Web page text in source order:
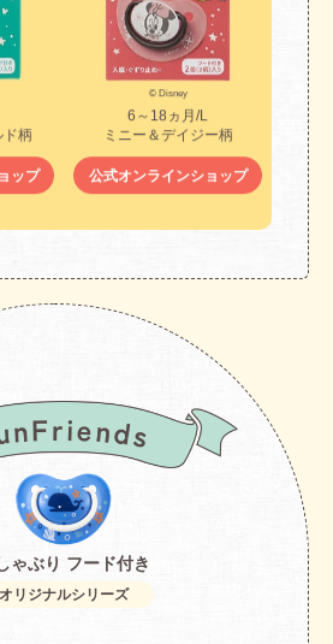
ド柄
ップ
© Disney
6～18ヵ月/L
ミニー＆デイジー柄
公式オンラインショップ
ゃぶり フード付き
オリジナルシリーズ